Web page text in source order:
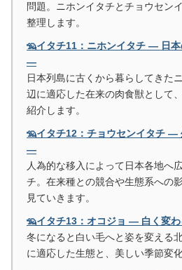
問題。ニホンイタチとチョウセン
整理します。
🦡イタチ11：ニホンイタチ ― 日
―
日本列島に古くから暮らしてきた
辺に適応した在来の肉食獣として
紹介します。
🦡イタチ12：チョウセンイタチ ―
―
人為的な移入によって日本各地へ
チ。在来種との競合や生態系への
見ていきます。
🦡イタチ13：オコジョ ― 白く変
冬になると白い毛へと姿を変える
に適応した生態と、美しい季節変